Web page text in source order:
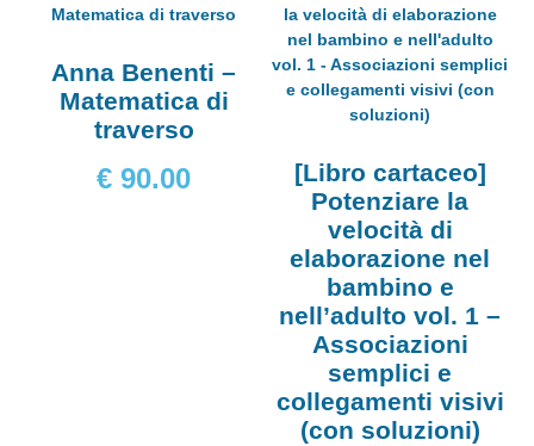
Anna Benenti –
Matematica di
traverso
€ 90.00
[Libro cartaceo]
Potenziare la
velocità di
elaborazione nel
bambino e
nell’adulto vol. 1 –
Associazioni
semplici e
collegamenti visivi
(con soluzioni)